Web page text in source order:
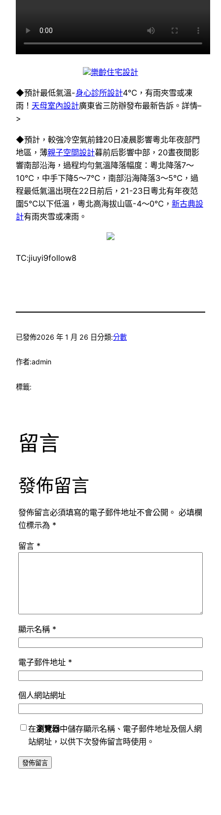
樂齡住宅設計
◆預計最低氣溫-身心診所設計4℃，有雨夾雪或凍
雨！ 天母室內設計廣東省三防辦發布最新告訴。詳情–
>
◆預計，較強冷空氣前鋒20日凌晨影響粵北年夜部門
地區，薄親子空間設計暮前后影響中部，20晝夜間影
響南部沿海，過程均勻氣溫降落幅度：粵北降落7～
10℃，中手下降5～7℃，南部沿海降落3～5℃，過
程最低氣溫出現在22日前后，21-23日粵北有年夜范
圍5℃以下低溫，粵北高海拔山區-4～0℃， 新古典設
計有雨夾雪或凍雨。
TC:jiuyi9follow8
已發佈2026 年 1 月 26 日分類:分數
作者:admin
標籤:
留言
發佈留言
發佈留言必須填寫的電子郵件地址不會公開。 必填欄
位標示為 *
留言 *
顯示名稱 *
電子郵件地址 *
個人網站網址
在瀏覽器中儲存顯示名稱、電子郵件地址及個人網
站網址，以供下次發佈留言時使用。